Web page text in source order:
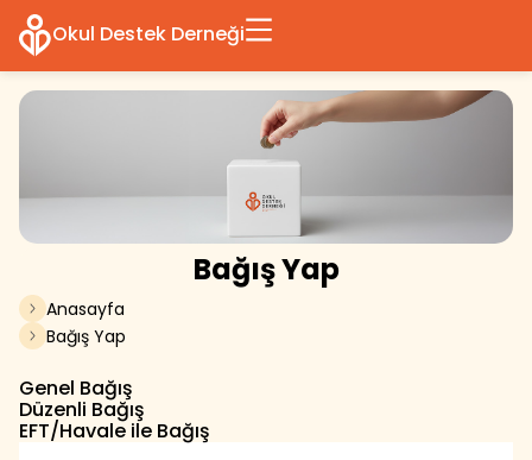
Okul Destek Derneği
Bağış Yap
Anasayfa
Bağış Yap
Genel Bağış
Düzenli Bağış
EFT/Havale ile Bağış